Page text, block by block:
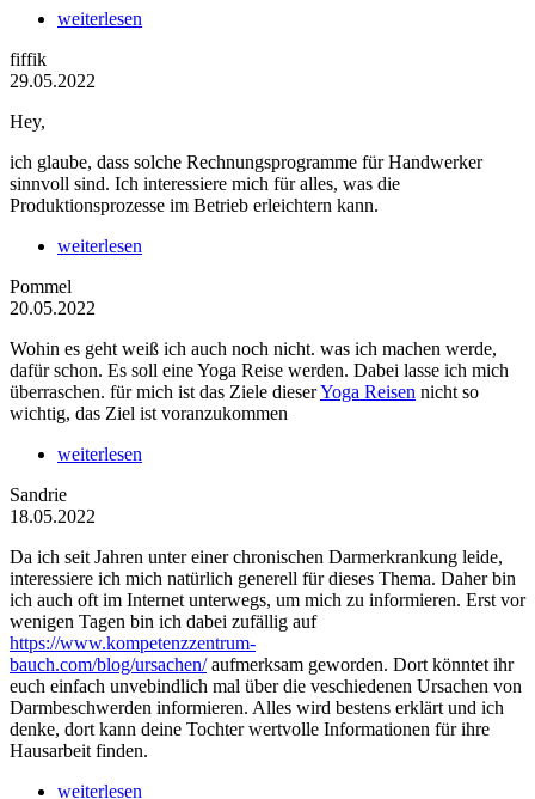
weiterlesen
fiffik
29.05.2022
Hey,
ich glaube, dass solche Rechnungsprogramme für Handwerker
sinnvoll sind. Ich interessiere mich für alles, was die
Produktionsprozesse im Betrieb erleichtern kann.
weiterlesen
Pommel
20.05.2022
Wohin es geht weiß ich auch noch nicht. was ich machen werde,
dafür schon. Es soll eine Yoga Reise werden. Dabei lasse ich mich
überraschen. für mich ist das Ziele dieserYoga Reisen nicht so
wichtig, das Ziel ist voranzukommen
weiterlesen
Sandrie
18.05.2022
Da ich seit Jahren unter einer chronischen Darmerkrankung leide,
interessiere ich mich natürlich generell für dieses Thema. Daher bin
ich auch oft im Internet unterwegs, um mich zu informieren. Erst vor
wenigen Tagen bin ich dabei zufällig auf
https://www.kompetenzzentrum-
bauch.com/blog/ursachen/aufmerksam geworden. Dort könntet ihr
euch einfach unvebindlich mal über die veschiedenen Ursachen von
Darmbeschwerden informieren. Alles wird bestens erklärt und ich
denke, dort kann deine Tochter wertvolle Informationen für ihre
Hausarbeit finden.
weiterlesen